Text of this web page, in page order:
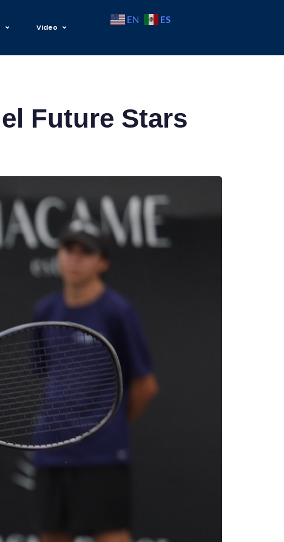
Video
EN ES
Future Stars